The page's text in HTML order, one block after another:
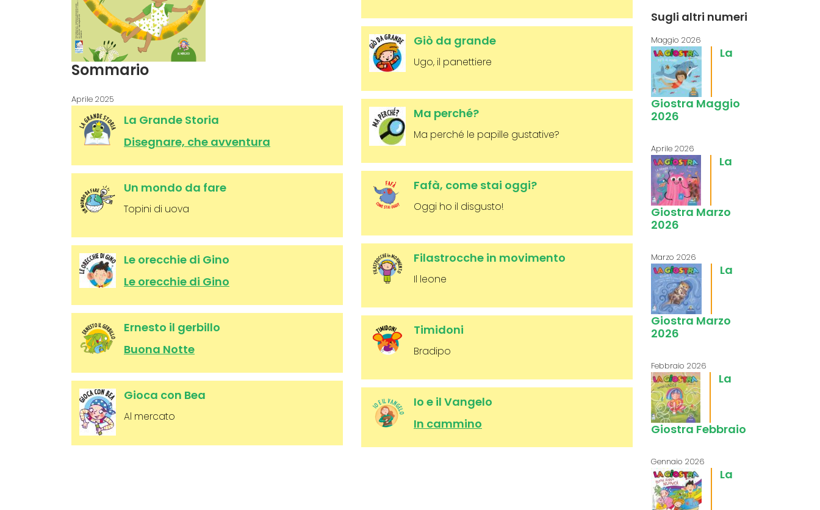
Sommario
Aprile 2025
La Grande Storia
Disegnare, che avventura
Un mondo da fare
Topini di uova
Le orecchie di Gino
Le orecchie di Gino
Ernesto il gerbillo
Buona Notte
Gioca con Bea
Al mercato
Giò da grande
Ugo, il panettiere
Ma perché?
Ma perché le papille gustative?
Fafà, come stai oggi?
Oggi ho il disgusto!
Filastrocche in movimento
Il leone
Timidoni
Bradipo
Io e il Vangelo
In cammino
Sugli altri numeri
Maggio 2026
La
Giostra Maggio
2026
Aprile 2026
La
Giostra Marzo
2026
Marzo 2026
La
Giostra Marzo
2026
Febbraio 2026
La
Giostra Febbraio
Gennaio 2026
La